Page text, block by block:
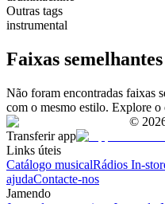
Outras tags
instrumental
Faixas semelhantes
Não foram encontradas faixas
com o mesmo estilo. Explore o
©
Transferir app
Links úteis
Catálogo musicalRádios In-
ajudaContacte-nos
Jamendo